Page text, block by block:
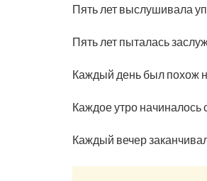
Пять лет выслушивала
Пять лет пыталась
Каждый день был похож
Каждое утро начиналось
Каждый вечер